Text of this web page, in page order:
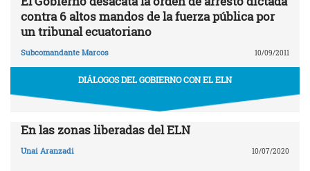
contra 6 altos mandos de la fuerza pública por
un tribunal ecuatoriano
Subcomandante Marcos 10/09/2011
DIÁLOGOS DEL GOBIERNO CON EL ELN
En las zonas liberadas del ELN
Unai Aranzadi 10/07/2020